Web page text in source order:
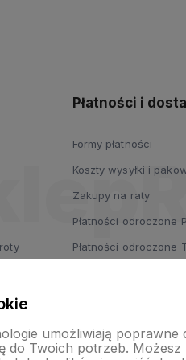
Płatności i
Formy płatności
Koszty wysyłki i
Zakupy na raty
Płatności odroczone
Płatności odroczone
umożliwiają poprawne
do Twoich potrzeb. Możesz